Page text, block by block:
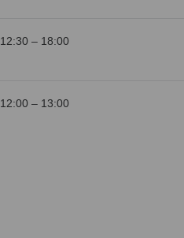
12:30 – 18:00
12:00 – 13:00